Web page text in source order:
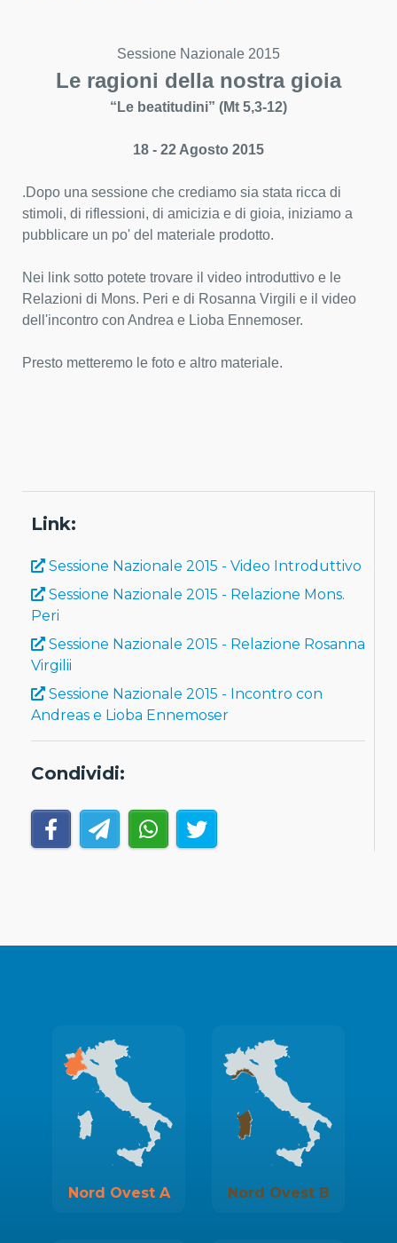
Link:
Sessione Nazionale 2015 - Video Introduttivo
Sessione Nazionale 2015 - Relazione Mons.
Peri
Sessione Nazionale 2015 - Relazione Rosanna
Virgilii
Sessione Nazionale 2015 - Incontro con
Andreas e Lioba Ennemoser
Condividi:
Sessione Nazionale 2015
Le ragioni della nostra gioia
“Le beatitudini” (Mt 5,3-12)
18 - 22 Agosto 2015
.Dopo una sessione che crediamo sia stata ricca di
stimoli, di riflessioni, di amicizia e di gioia, iniziamo a
pubblicare un po' del materiale prodotto.
Nei link sotto potete trovare il video introduttivo e le
Relazioni di Mons. Peri e di Rosanna Virgili e il video
dell'incontro con Andrea e Lioba Ennemoser.
Presto metteremo le foto e altro materiale.
Nord Ovest A Nord Ovest B